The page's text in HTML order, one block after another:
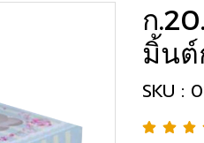
ก
มิ้นต์
SKU :